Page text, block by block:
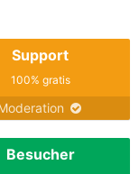
Support
100% gratis
Besucher